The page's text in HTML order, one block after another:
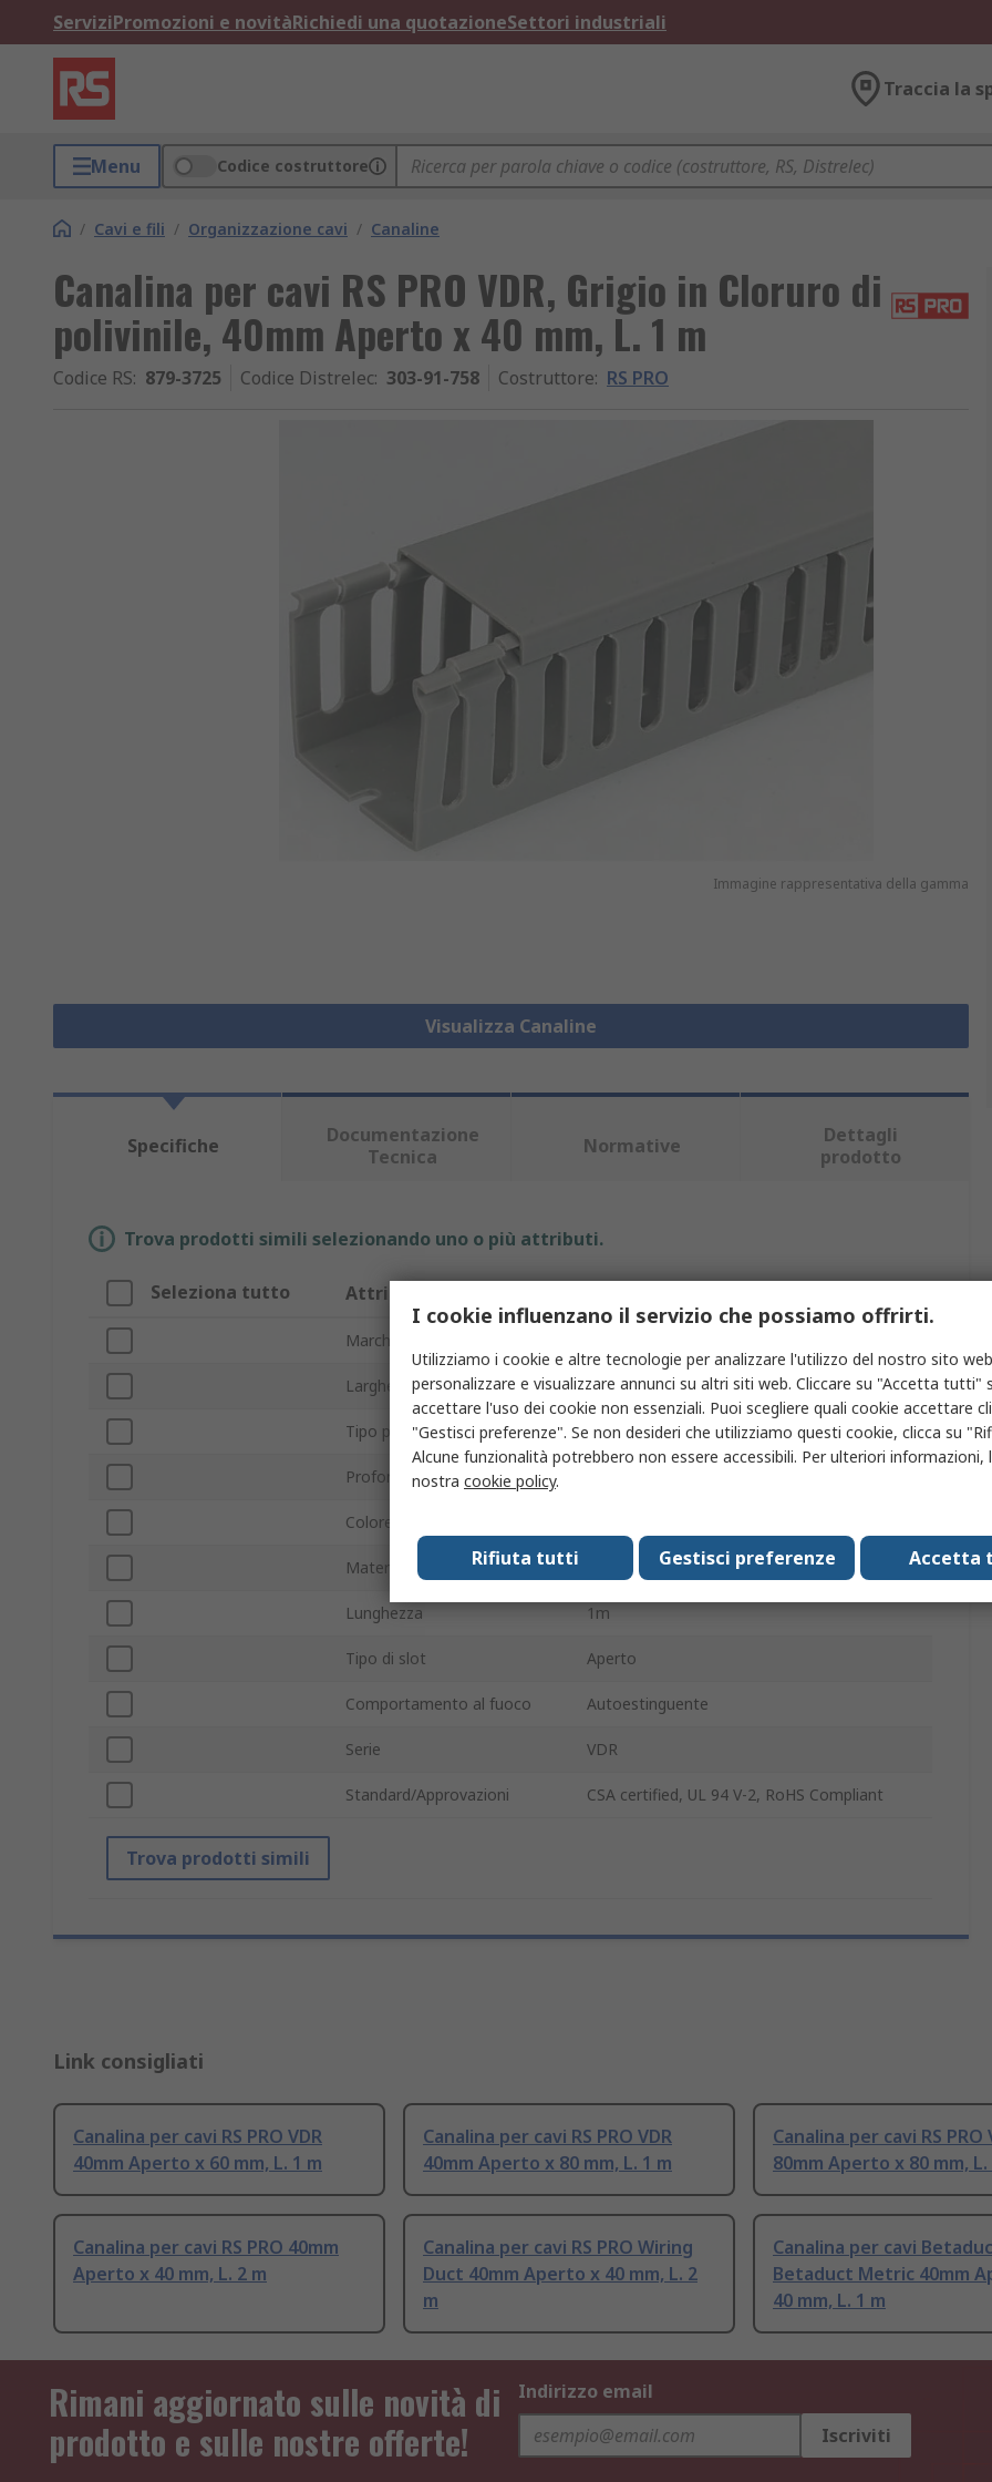
ServiziPromozioni e novitàRichiedi una quotazioneSettori industriali
Traccia la
Menu Codice costruttore
/ Cavi e fili / Organizzazione cavi / Canaline
Canalina per cavi RS PRO VDR, Grigio in Cloruro di
polivinile, 40mm Aperto x 40 mm, L. 1 m
Codice RS: 879-3725 Codice Distrelec: 303-91-758 Costruttore: RS PRO
Immagine rappresentativa della gamma
Visualizza Canaline
Specifiche
Documentazione
Tecnica
Normative
Dettagli
prodotto
Trova prodotti simili selezionando uno o più attributi.
Seleziona tutto Attributo
Marchio
Larghezza 40mm
Tipo prodotto Canalina per cavi
Profondità
Colore
Materiale Cloruro di polivinile
Lunghezza 1m
Tipo di slot Aperto
Comportamento al fuoco Autoestinguente
Serie VDR
Standard/Approvazioni CSA certified, UL 94 V-2, RoHS Compliant
Trova prodotti simili
Link consigliati
Canalina per cavi RS PRO VDR
40mm Aperto x 60 mm, L. 1 m
Canalina per cavi RS PRO VDR
40mm Aperto x 80 mm, L. 1 m
Canalina per cavi RS PRO
80mm Aperto x 80 mm, L.
Canalina per cavi RS PRO 40mm
Aperto x 40 mm, L. 2 m
Canalina per cavi RS PRO Wiring
Duct 40mm Aperto x 40 mm, L. 2
m
Canalina per cavi
Betaduct Metric 40mm
40 mm, L. 1 m
Rimani aggiornato sulle novità di
prodotto e sulle nostre offerte!
Indirizzo email
Iscriviti
I cookie influenzano il servizio che possiamo offrirti.
Utilizziamo i cookie e altre tecnologie per analizzare l'utilizzo del nostro sito
personalizzare e visualizzare annunci su altri siti web. Cliccare su "Accetta tutti"
accettare l'uso dei cookie non essenziali. Puoi scegliere quali cookie accettare
"Gestisci preferenze". Se non desideri che utilizziamo questi cookie, clicca su
Alcune funzionalità potrebbero non essere accessibili. Per ulteriori informazioni,
nostra cookie policy.
Accetta
Gestisci preferenze
Rifiuta tutti